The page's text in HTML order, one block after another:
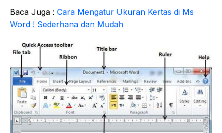
Baca Juga : Cara Mengatur Ukuran Kertas di Ms
Word ! Sederhana dan Mudah